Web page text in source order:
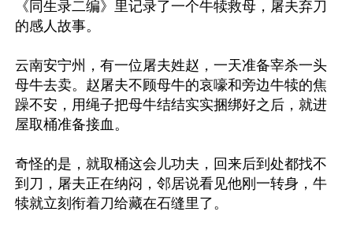
《同生录二编》里记录了一个牛犊救母，屠夫弃刀
的感人故事。
云南安宁州，有一位屠夫姓赵，一天准备宰杀一头
母牛去卖。赵屠夫不顾母牛的哀嚎和旁边牛犊的焦
躁不安，用绳子把母牛结结实实捆绑好之后，就进
屋取桶准备接血。
奇怪的是，就取桶这会儿功夫，回来后到处都找不
到刀，屠夫正在纳闷，邻居说看见他刚一转身，牛
犊就立刻衔着刀给藏在石缝里了。